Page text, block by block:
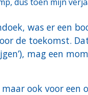
was er een
de toekomst.
mag een
ook voor een